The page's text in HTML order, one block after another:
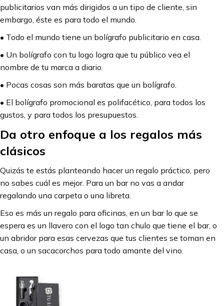
publicitarios van más dirigidos a un tipo de cliente, sin
embargo, éste es para todo el mundo.
• Todo el mundo tiene un bolígrafo publicitario en casa.
• Un bolígrafo con tu logo logra que tu público vea el
nombre de tu marca a diario.
• Pocas cosas son más baratas que un bolígrafo.
• El bolígrafo promocional es polifacético, para todos los
gustos, y para todos los presupuestos.
Da otro enfoque a los regalos más
clásicos
Quizás te estás planteando hacer un regalo práctico, pero
no sabes cuál es mejor. Para un bar no vas a andar
regalando una carpeta o una libreta.
Eso es más un regalo para oficinas, en un bar lo que se
espera es un llavero con el logo tan chulo que tiene el bar, o
un abridor para esas cervezas que tus clientes se toman en
casa, o un sacacorchos para todo amante del vino.